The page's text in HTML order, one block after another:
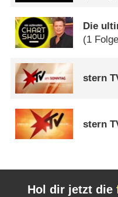
Die
(1
stern
stern
Hol dir jetzt die